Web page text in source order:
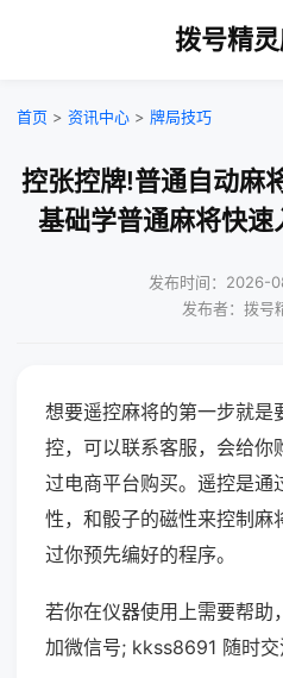
拨号精
首页 > 资讯中心 > 牌局技巧
控张控牌!普通自动麻
基础学普通麻将快
发布时间：2026-
发布者：拨号
想要遥控麻将的第一步就是
控，可以联系客服，会给你
过电商平台购买。遥控是通
性，和骰子的磁性来控制麻
过你预先编好的程序。
若你在仪器使用上需要帮助
加微信号; kkss8691 随时交